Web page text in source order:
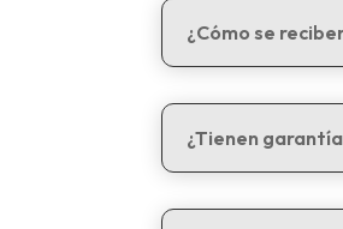
¿Cómo se
¿Tienen